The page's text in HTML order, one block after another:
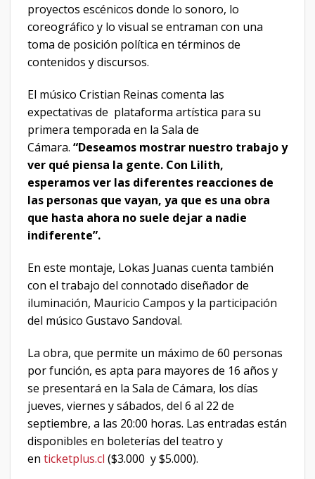
proyectos escénicos donde lo sonoro, lo
coreográfico y lo visual se entraman con una
toma de posición política en términos de
contenidos y discursos.
El músico Cristian Reinas comenta las
expectativas de plataforma artística para su
primera temporada en la Sala de
Cámara. “Deseamos mostrar nuestro trabajo y
ver qué piensa la gente. Con Lilith,
esperamos ver las diferentes reacciones de
las personas que vayan, ya que es una obra
que hasta ahora no suele dejar a nadie
indiferente”.
En este montaje, Lokas Juanas cuenta también
con el trabajo del connotado diseñador de
iluminación, Mauricio Campos y la participación
del músico Gustavo Sandoval.
La obra, que permite un máximo de 60 personas
por función, es apta para mayores de 16 años y
se presentará en la Sala de Cámara, los días
jueves, viernes y sábados, del 6 al 22 de
septiembre, a las 20:00 horas. Las entradas están
disponibles en boleterías del teatro y
en ticketplus.cl ($3.000 y $5.000).